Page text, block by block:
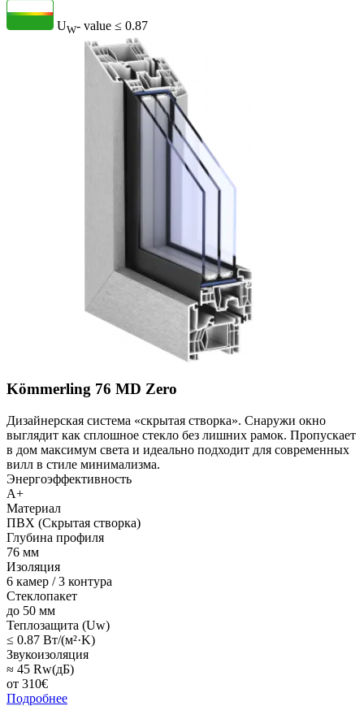
UW- value ≤ 0.87
Kömmerling 76 MD Zero
Дизайнерская система «скрытая створка». Снаружи окно
выглядит как сплошное стекло без лишних рамок. Пропускает
в дом максимум света и идеально подходит для современных
вилл в стиле минимализма.
Энергоэффективность
A+
Материал
ПВХ (Скрытая створка)
Глубина профиля
76 мм
Изоляция
6 камер / 3 контура
Стеклопакет
до 50 мм
Теплозащита (Uw)
≤ 0.87 Вт/(м²·K)
Звукоизоляция
≈ 45 Rw(дБ)
от 310€
Подробнее